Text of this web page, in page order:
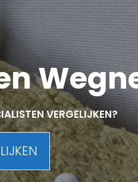
VERGELIJKEN?